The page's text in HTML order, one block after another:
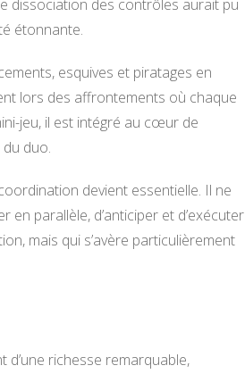
dissociation des contrôles aurait pu
étonnante.
esquives et piratages en
lors des affrontements où chaque
jeu, il est intégré au cœur de
duo.
devient essentielle. Il ne
en parallèle, d’anticiper et d’exécuter
mais qui s’avère particulièrement
d’une richesse remarquable,